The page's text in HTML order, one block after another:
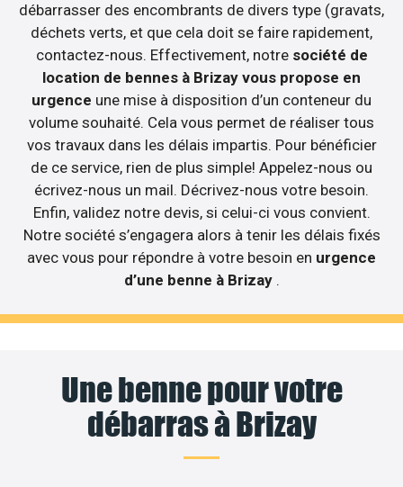
débarrasser des encombrants de divers type (gravats,
déchets verts, et que cela doit se faire rapidement,
contactez-nous. Effectivement, notre société de
location de bennes à Brizay vous propose en
urgence une mise à disposition d’un conteneur du
volume souhaité. Cela vous permet de réaliser tous
vos travaux dans les délais impartis. Pour bénéficier
de ce service, rien de plus simple! Appelez-nous ou
écrivez-nous un mail. Décrivez-nous votre besoin.
Enfin, validez notre devis, si celui-ci vous convient.
Notre société s’engagera alors à tenir les délais fixés
avec vous pour répondre à votre besoin en urgence
d’une benne à Brizay .
Une benne pour votre
débarras à Brizay